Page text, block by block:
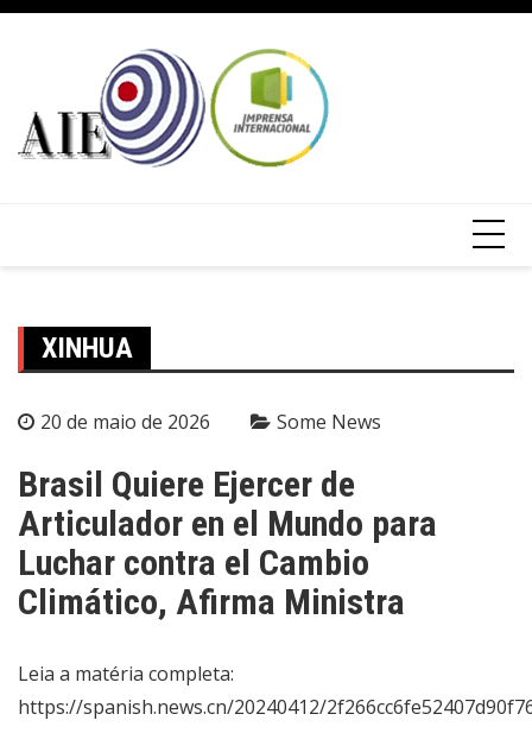
XINHUA
20 de maio de 2026 Some News
Brasil Quiere Ejercer de
Articulador en el Mundo para
Luchar contra el Cambio
Climático, Afirma Ministra
Leia a matéria completa:
https://spanish.news.cn/20240412/